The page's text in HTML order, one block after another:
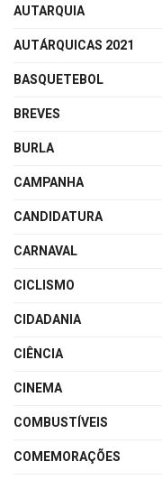
AUTARQUIA
AUTÁRQUICAS 2021
BASQUETEBOL
BREVES
BURLA
CAMPANHA
CANDIDATURA
CARNAVAL
CICLISMO
CIDADANIA
CIÊNCIA
CINEMA
COMBUSTÍVEIS
COMEMORAÇÕES